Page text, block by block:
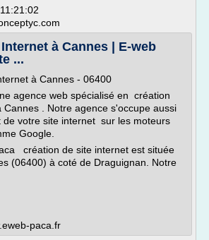
à Cannes | E-web
...
à Cannes - 06400
agence web spécialisé en création
. Notre agence s'occupe aussi
de votre site internet sur les moteurs
Google.
création de site internet est située
(06400) à coté de Draguignan. Notre
paca.fr